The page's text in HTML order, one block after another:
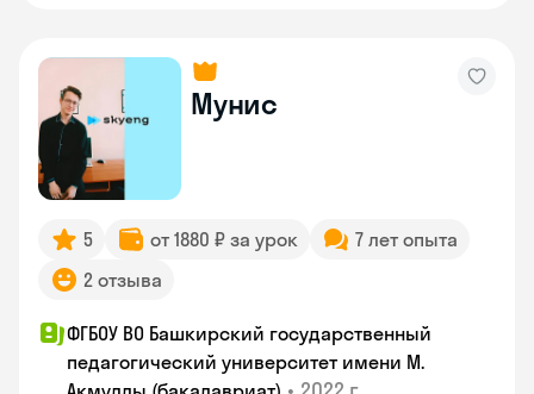
Мунис
5 от 1880 ₽ за урок
7 лет опыта
2 отзыва
ФГБОУ ВО Башкирский государственный
педагогический университет имени М.